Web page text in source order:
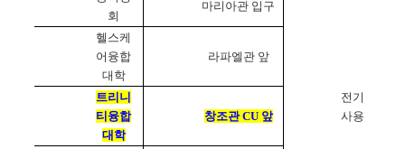
회
마리아관 입구
전기
사용
헬스케
어융합
대학
라파엘관 앞
트리니
티융합
대학
창조관CU 앞